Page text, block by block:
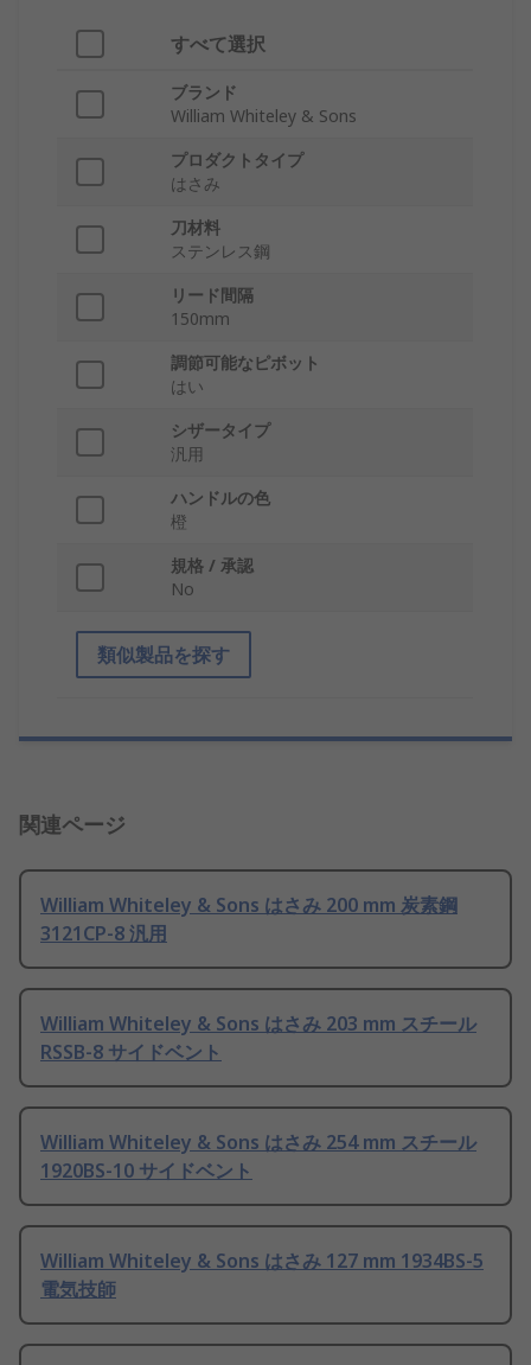
すべて選択
ブランド
William Whiteley & Sons
プロダクトタイプ
はさみ
刀材料
ステンレス鋼
リード間隔
150mm
調節可能なピボット
はい
シザータイプ
汎用
ハンドルの色
橙
規格 / 承認
No
類似製品を探す
関連ページ
William Whiteley & Sons はさみ 200 mm 炭素鋼
3121CP-8 汎用
William Whiteley & Sons はさみ 203 mm スチール
RSSB-8 サイドベント
William Whiteley & Sons はさみ 254 mm スチール
1920BS-10 サイドベント
William Whiteley & Sons はさみ 127 mm 1934BS-5
電気技師